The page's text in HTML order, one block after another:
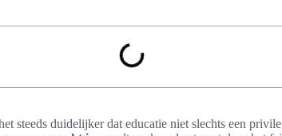
steeds duidelijker dat educatie niet slechts een